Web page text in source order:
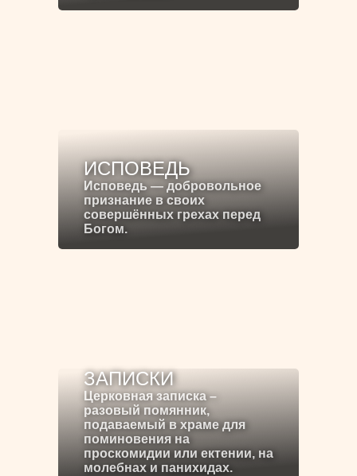
ИСПОВЕДЬ
Исповедь — добровольное
признание в своих
совершённых грехах перед
Богом.
ЗАПИСКИ
Церковная записка –
разовый помянник,
подаваемый в храме для
поминовения на
проскомидии или ектении, на
молебнах и панихидах.